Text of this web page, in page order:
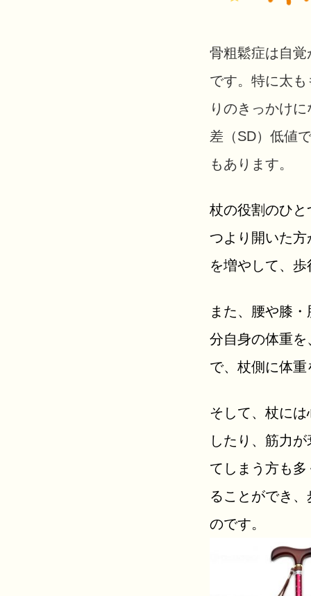
骨粗鬆症は自
です。特に太
りのきっかけ
差（SD）低値
もあります。
杖の役割のひ
つより開いた
を増やして、
また、腰や膝
分自身の体重
で、杖側に体
そして、杖に
したり、筋力
てしまう方も
ることができ
のです。